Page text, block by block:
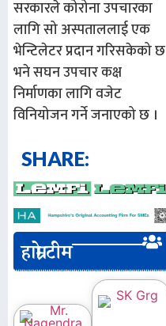
सरकारले कोरोना उपचारका
लागि सो अस्पताललाई एक
भेन्टिलेटर प्रदान गरिसकेको छ
भने सघन उपचार कक्ष
निर्माणका लागि वजेट
विनियोजन गर्ने जनाएको छ ।
SHARE:
हाम्रो टीम